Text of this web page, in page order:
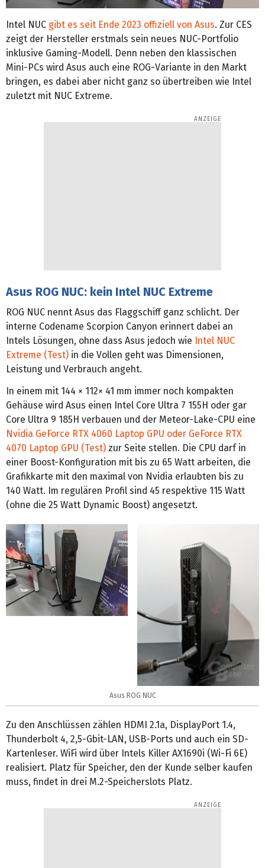
Intel NUC gibt es seit Ende 2023 offiziell von Asus. Zur CES
zeigt der Hersteller erstmals sein neues NUC-Portfolio
inklusive Gaming-Modell. Denn neben den klassischen
Mini-PCs wird Asus auch eine ROG-Variante in den Markt
bringen, es dabei aber nicht ganz so übertreiben wie Intel
zuletzt mit NUC Extreme.
Asus ROG NUC: kein Intel NUC Extreme
ROG NUC nennt Asus das Flaggschiff ganz schlicht. Der
interne Codename Scorpion Canyon erinnert dabei an
Intels Lösungen, ohne dass Asus jedoch wie Intel NUC
Extreme (Test) in die Vollen geht was Dimensionen,
Leistung und Verbrauch angeht.
In einem mit 144 × 112× 41 mm immer noch kompakten
Gehäuse wird Asus einen Intel Core Ultra 7 155H oder gar
Core Ultra 9 185H verbauen und der Meteor-Lake-CPU eine
Nvidia GeForce RTX 4060 Laptop GPU oder GeForce RTX
4070 Laptop GPU (Test) zur Seite stellen. Die CPU darf in
einer Boost-Konfiguration mit bis zu 65 Watt arbeiten, die
Grafikkarte mit den maximal von Nvidia erlaubten bis zu
140 Watt. Im regulären Profil sind 45 respektive 115 Watt
(ohne die 25 Watt Dynamic Boost) angesetzt.
Asus ROG NUC
Zu den Anschlüssen zählen HDMI 2.1a, DisplayPort 1.4,
Thunderbolt 4, 2,5-Gbit-LAN, USB-Ports und auch ein SD-
Kartenleser. WiFi wird über Intels Killer AX1690i (Wi-Fi 6E)
realisiert. Platz für Speicher, den der Kunde selber kaufen
muss, findet in drei M.2-Speicherslots Platz.